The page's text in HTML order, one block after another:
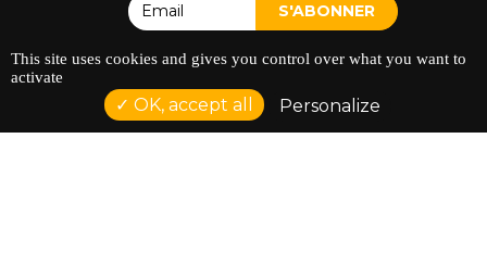
ADRESSE : 128 AVENUE DU SERGENT MAGINOT 35000
RENNES
This site uses cookies and gives you control over what you want to
activate
OK, accept all Personalize